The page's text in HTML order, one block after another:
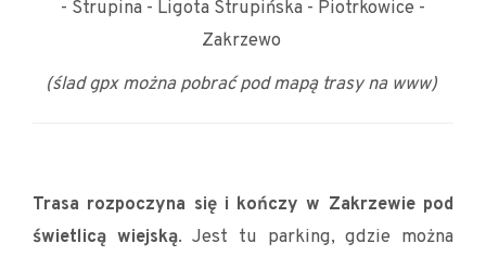
- Strupina - Ligota Strupińska - Piotrkowice -
Zakrzewo
(ślad gpx można pobrać pod mapą trasy na www)
Trasa rozpoczyna się i kończy w Zakrzewie pod
świetlicą wiejską. Jest tu parking, gdzie można